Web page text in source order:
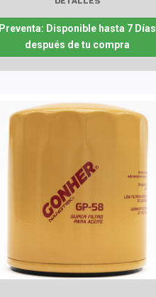
Preventa: Disponible hasta 7 Días
después de tu compra